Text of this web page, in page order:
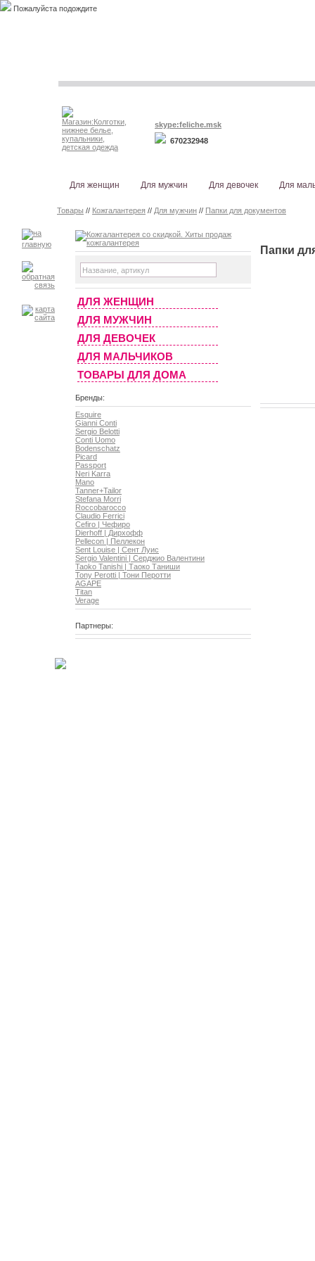
Пожалуйста подождите
skype:feliche.msk
670232948
Для женщин Для мужчин Для девочек Для
Товары // Кожгалантерея // Для мужчин // Папки для документов
ДЛЯ ЖЕНЩИН
ДЛЯ МУЖЧИН
ДЛЯ ДЕВОЧЕК
ДЛЯ МАЛЬЧИКОВ
ТОВАРЫ ДЛЯ ДОМА
Бренды:
Esquire
Gianni Conti
Sergio Belotti
Conti Uomo
Bodenschatz
Picard
Passport
Neri Karra
Mano
Tanner+Tailor
Stefana Morri
Roccobarocco
Claudio Ferrici
Cefiro | Чефиро
Dierhoff | Дирхофф
Pellecon | Пеллекон
Sent Louise | Сент Луис
Sergio Valentini | Серджио Валентини
Taoko Tanishi | Таоко Таниши
Tony Perotti | Тони Перотти
AGAPE
Titan
Verage
Партнеры:
Папки